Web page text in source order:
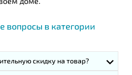
вопросы в категории
скидку на товар?